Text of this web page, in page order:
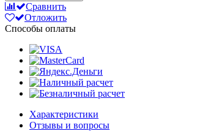
Сравнить
Отложить
Способы оплаты
Характеристики
Отзывы и вопросы